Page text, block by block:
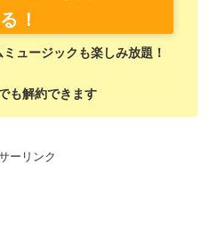
！
ュージックも楽しみ放題！
も解約できます
ーリンク